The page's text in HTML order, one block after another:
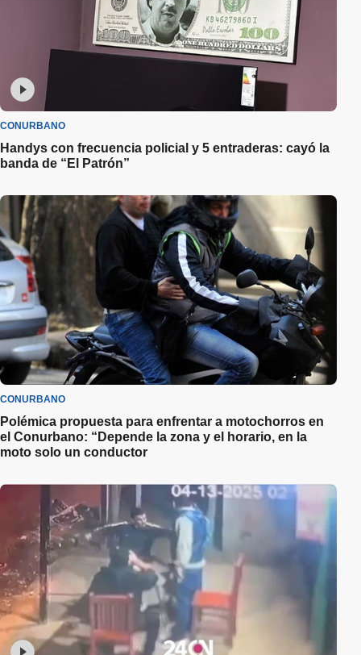
CONURBANO
Handys con frecuencia policial y 5 entraderas: cayó la
banda de “El Patrón”
CONURBANO
Polémica propuesta para enfrentar a motochorros en
el Conurbano: “Depende la zona y el horario, en la
moto solo un conductor